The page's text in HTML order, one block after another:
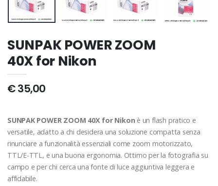
SUNPAK POWER ZOOM
40X for Nikon
€ 35,00
SUNPAK POWER ZOOM 40X for Nikonè un flash pratico e
versatile, adatto a chi desidera una soluzione compatta senza
rinunciare a funzionalità essenziali come zoom motorizzato,
TTL/E-TTL, e una buona ergonomia. Ottimo per la fotografia su
campo e per chi cerca una fonte di luce aggiuntiva leggera e
affidabile.